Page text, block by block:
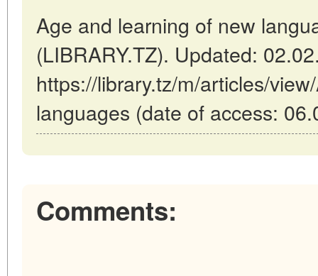
Age and learning of new
(LIBRARY.TZ). Updated:
https://library.tz/m/articles/
languages (date of access:
Comments: